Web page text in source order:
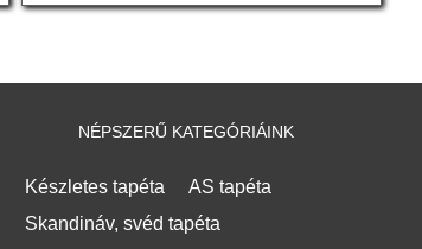
NÉPSZERŰ KATEGÓRIÁINK
Készletes tapéta
AS tapéta
Skandináv, svéd tapéta